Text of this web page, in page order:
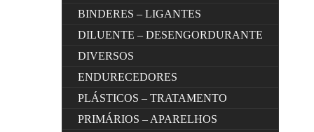
BINDERES – LIGANTES
DILUENTE – DESENGORDURANTE
DIVERSOS
ENDURECEDORES
PLÁSTICOS – TRATAMENTO
PRIMÁRIOS – APARELHOS